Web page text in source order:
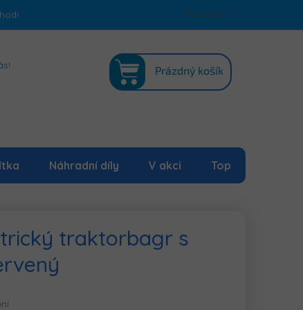
Podmínky ochrany osobních údajů Mapa serveru
Přihlášení
KOŠÍK
Prázdný košík
Náhradní díly V akci Top
traktorbagr s